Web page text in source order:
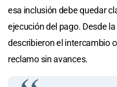
esa inclusión debe quedar
ejecución del pago. Desde
describieron el intercambio
reclamo sin avances.